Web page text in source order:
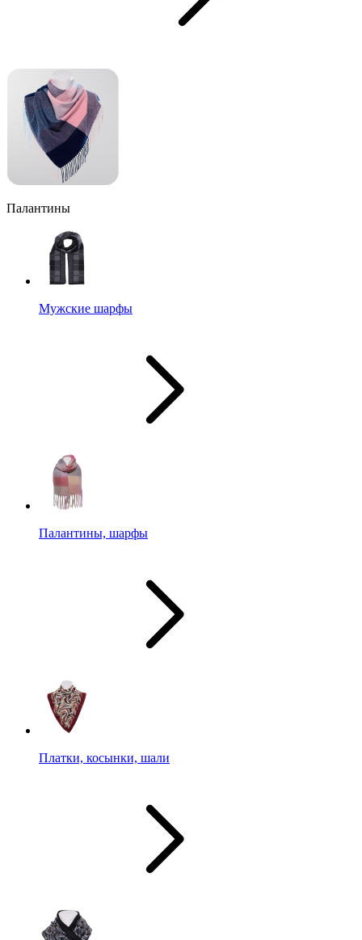
Палантины
Мужские шарфы
Палантины, шарфы
Платки, косынки, шали